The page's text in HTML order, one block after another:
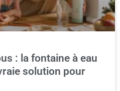
: la fontaine à eau
solution pour